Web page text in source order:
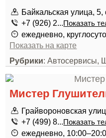
Байкальская улица, 5,
+7 (926) 2...Показать
ежедневно,
Показать на карте
Рубрики: Автосервисы,
Мистер
Грайвороновская
+7 (499) 8...Показать
ежедневно,